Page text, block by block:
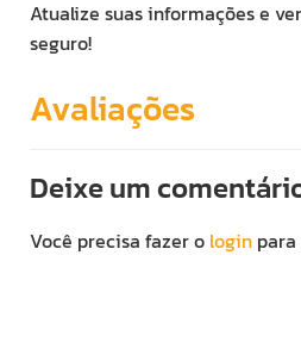
Atualize suas informações e
seguro!
Avaliações
Deixe um
Você precisa fazer o login